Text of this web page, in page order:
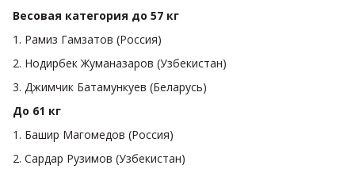
Весовая категория до 57 кг
1. Рамиз Гамзатов (Россия)
2. Нодирбек Жуманазаров (Узбекистан)
3. Джимчик Батамункуев (Беларусь)
До 61 кг
1. Башир Магомедов (Россия)
2. Сардар Рузимов (Узбекистан)